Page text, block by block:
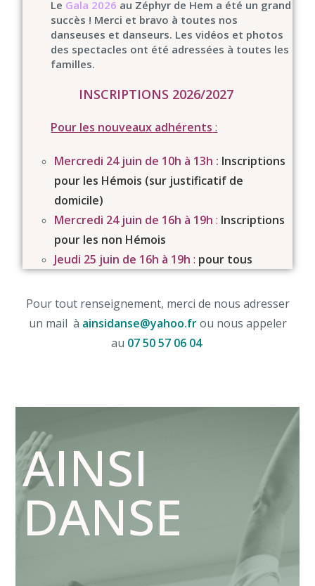
Le Gala 2026 au Zéphyr de Hem a été un grand
succès ! Merci et bravo à toutes nos
danseuses et danseurs. Les vidéos et photos
des spectacles ont été adressées à toutes les
familles.
INSCRIPTIONS 2026/2027
Pour les nouveaux adhérents :
Mercredi 24 juin de 10h à 13h : Inscriptions
pour les Hémois (sur justificatif de
domicile)
Mercredi 24 juin de 16h à 19h : Inscriptions
pour les non Hémois
Jeudi 25 juin de 16h à 19h : pour tous
Pour tout renseignement, merci de nous adresser
un mail à ainsidanse@yahoo.fr ou nous appeler
au 07 50 57 06 04
AINSI
DANSE